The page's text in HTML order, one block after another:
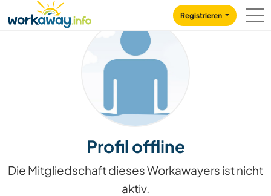
CONTENT
MAIN NAVIGATION
Registrieren
Profil offline
Die Mitgliedschaft dieses Workawayers ist nicht
aktiv.